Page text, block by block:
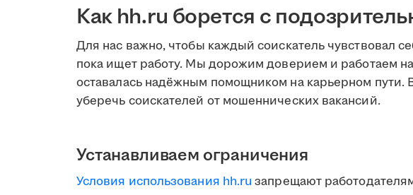
Как hh.ru борется с
Для нас важно, чтобы каждый соискатель чувствовал
пока ищет работу. Мы дорожим доверием и работаем
оставалась надёжным помощником на карьерном пути.
уберечь соискателей от мошеннических вакансий.
Устанавливаем ограничения
Условия использования hh.ru запрещают